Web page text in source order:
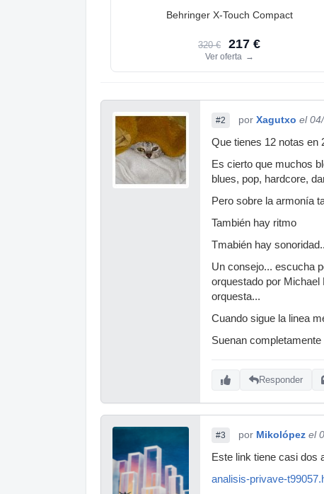
Behringer X-Touch Compact
320 € 217 €
Ver oferta →
#2 por Xagutxo el
Que tienes 12 notas en
Es cierto que muchos
blues, pop, hardcore,
Pero sobre la armonía
También hay ritmo
Tmabién hay
Un consejo... escucha
orquestado por Michael
orquesta...
Cuando sigue la linea
Suenan
Responder
#3 por Mikolópez el
Este link tiene casi dos
analisis-privave-